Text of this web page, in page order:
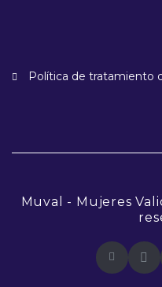
Política de tratamiento
Muval - Mujeres